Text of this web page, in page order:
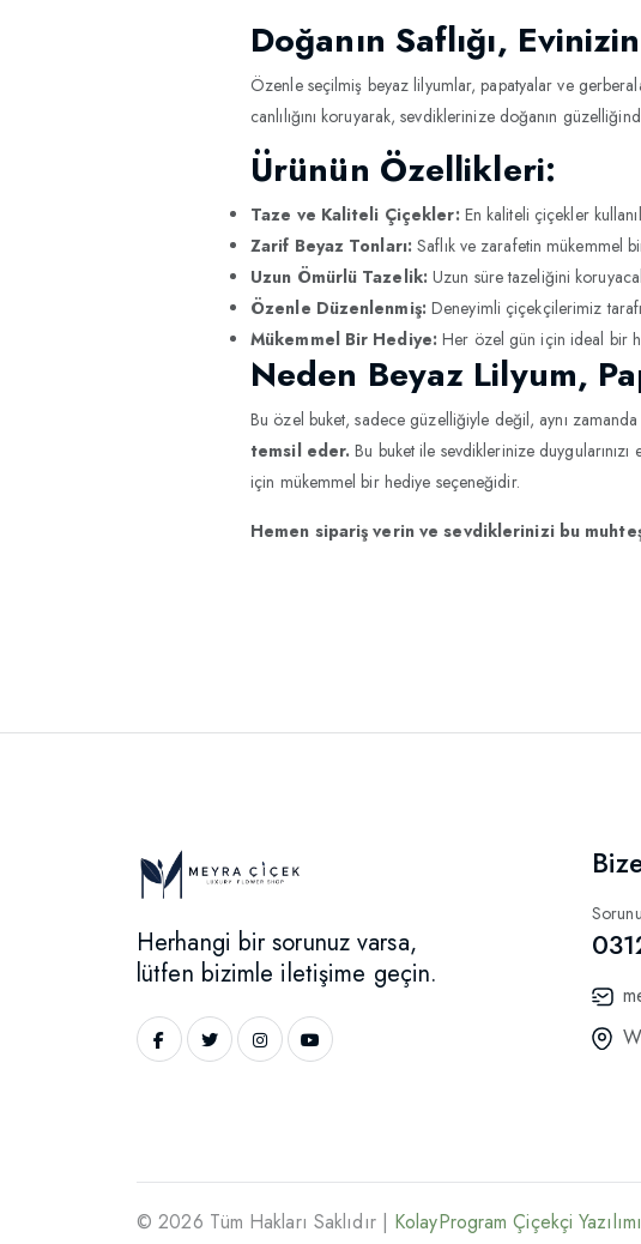
Doğanın Saflığı,
Özenle seçilmiş beyaz lilyumlar, papatyalar ve
canlılığını koruyarak, sevdiklerinize doğanın
Ürünün Özellikleri:
Taze ve Kaliteli Çiçekler: En kaliteli çiçekler
Zarif Beyaz Tonları: Saflık ve zarafetin mükemmel
Uzun Ömürlü Tazelik: Uzun süre tazeliğini
Özenle Düzenlenmiş: Deneyimli çiçekçilerimiz
Mükemmel Bir Hediye: Her özel gün için ideal bir
Neden Beyaz Lilyum,
Bu özel buket, sadece güzelliğiyle değil, aynı zamanda
temsil eder. Bu buket ile sevdiklerinize
için mükemmel bir hediye seçeneğidir.
Hemen sipariş verin ve sevdiklerinizi bu
Herhangi bir sorunuz varsa,
lütfen bizimle iletişime geçin.
© 2026 Tüm Hakları Saklıdır | KolayProgram Çiçekçi Yazılımı